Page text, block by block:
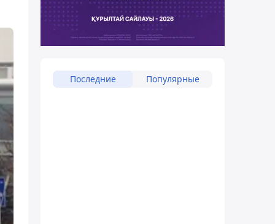
Последние Популярные